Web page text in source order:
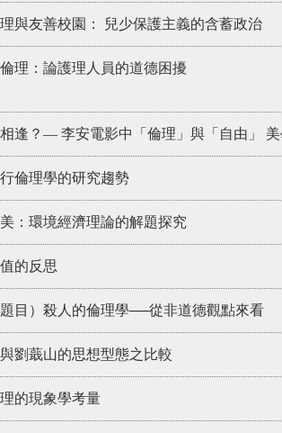
與友善校園： 兒少保護主義的含蓄政治
理：論護理人員的道德困擾
逢？— 李安電影中「倫理」與「自由」
倫理學的研究趨勢
：環境經濟理論的解題探究
的反思
題目）殺人的倫理學──從非道德觀點來看
劉蕺山的思想型態之比較
的現象學考量